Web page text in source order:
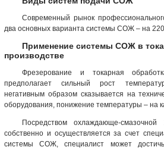
Современный рынок
два основных варианта системы СОЖ – на
Применение системы СОЖ в
производстве
Фрезерование и токарная
предполагает сильный рост
негативным образом сказывается на
оборудования, понижение температуры – на
Посредством охлаждающе-смазочной
собственно и осуществляется за счет
системы СОЖ, специалист может